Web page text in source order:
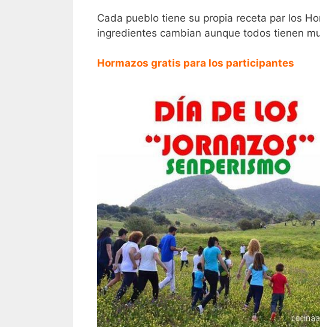
Cada pueblo tiene su propia receta par los
ingredientes cambian aunque todos tienen
Hormazos gratis para los participantes